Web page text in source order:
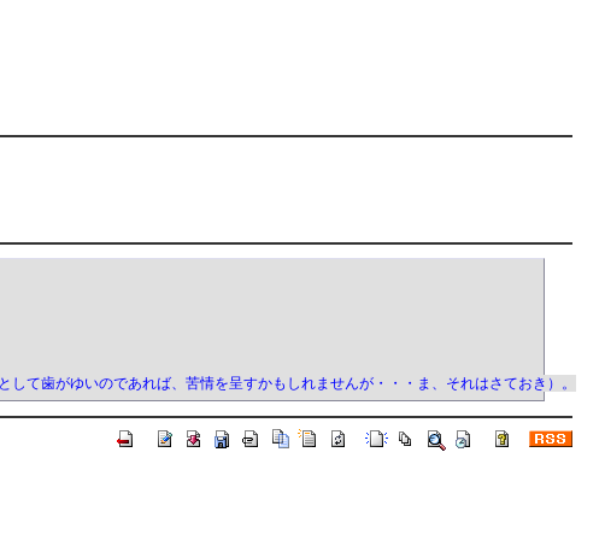
歯がゆいのであれば、苦情を呈すかもしれませんが・・・ま、それはさておき）。